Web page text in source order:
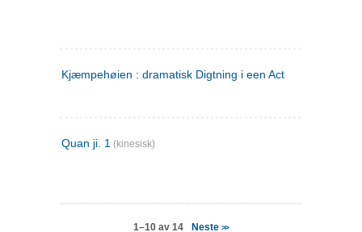
Kjæmpehøien : dramatisk Digtning i een Act
Quan ji. 1 (kinesisk)
1–10 av 14 Neste>>